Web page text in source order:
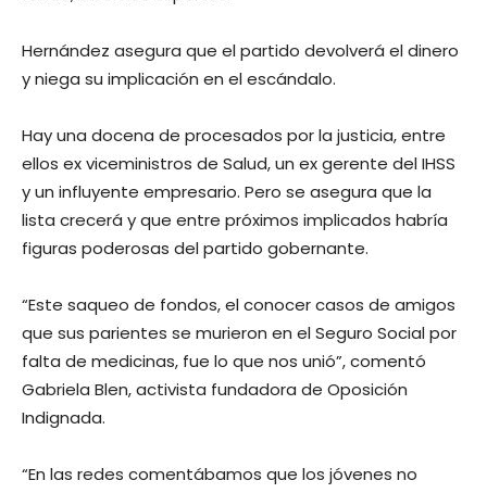
Hernández asegura que el partido devolverá el dinero
y niega su implicación en el escándalo.
Hay una docena de procesados por la justicia, entre
ellos ex viceministros de Salud, un ex gerente del IHSS
y un influyente empresario. Pero se asegura que la
lista crecerá y que entre próximos implicados habría
figuras poderosas del partido gobernante.
“Este saqueo de fondos, el conocer casos de amigos
que sus parientes se murieron en el Seguro Social por
falta de medicinas, fue lo que nos unió”, comentó
Gabriela Blen, activista fundadora de Oposición
Indignada.
“En las redes comentábamos que los jóvenes no